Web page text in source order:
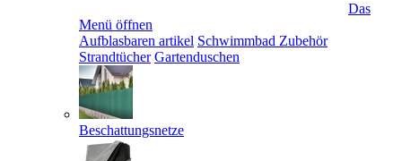
Das
Menü öffnen
Aufblasbaren artikel Schwimmbad Zubehör
Strandtücher Gartenduschen
Beschattungsnetze